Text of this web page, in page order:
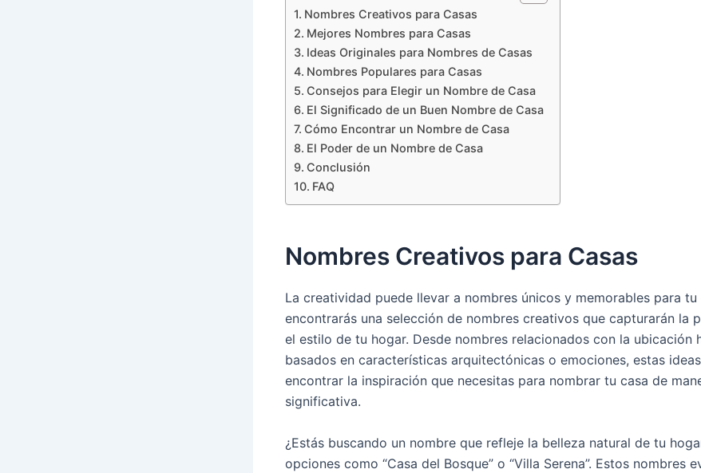
Nombres Creativos para Casas
Mejores Nombres para Casas
Ideas Originales para Nombres de Casas
Nombres Populares para Casas
Consejos para Elegir un Nombre de Casa
El Significado de un Buen Nombre de Casa
Cómo Encontrar un Nombre de Casa
El Poder de un Nombre de Casa
Conclusión
FAQ
Nombres Creativos para Casas
La creatividad puede llevar a nombres únicos y memorables para tu
encontrarás una selección de nombres creativos que capturarán la
el estilo de tu hogar. Desde nombres relacionados con la ubicación
basados en características arquitectónicas o emociones, estas
encontrar la inspiración que necesitas para nombrar tu casa de
significativa.
¿Estás buscando un nombre que refleje la belleza natural de tu
opciones como “Casa del Bosque” o “Villa Serena”. Estos nombres